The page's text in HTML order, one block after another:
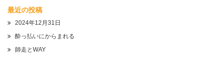
最近の投稿
2024年12月31日
酔っ払いにからまれる
師走とWAY